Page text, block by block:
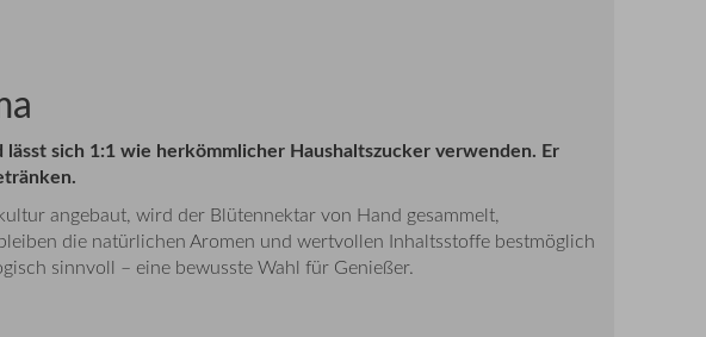
sich 1:1 wie herkömmlicher Haushaltszucker verwenden. Er
angebaut, wird der Blütennektar von Hand gesammelt,
die natürlichen Aromen und wertvollen Inhaltsstoffe bestmöglich
sinnvoll – eine bewusste Wahl für Genießer.